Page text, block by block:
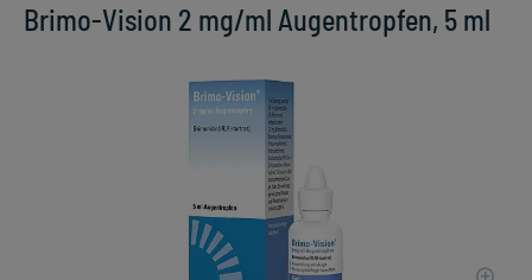
Brimo-Vision 2 mg/ml Augentropfen, 5 ml